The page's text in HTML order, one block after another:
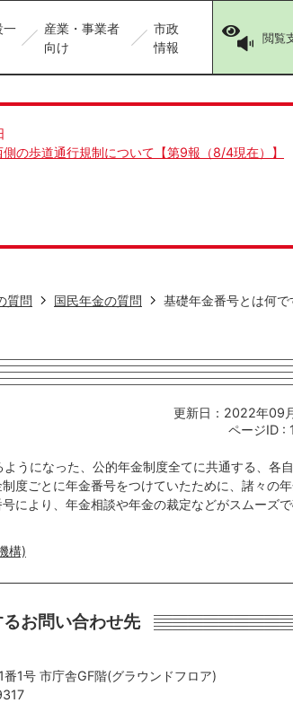
一
産業・事業者
向け
市政
情報
閲覧
の歩道通行規制について【第9報（8/4現在）】
質問 国民年金の質問 基礎年金番号とは何で
更新日：2022年09
ページID :
うになった、公的年金制度全てに共通する、各
度ごとに年金番号をつけていたために、諸々の
により、年金相談や年金の裁定などがスムーズ
構)
お問い合わせ先
1号 市庁舎GF階(グラウンドフロア)